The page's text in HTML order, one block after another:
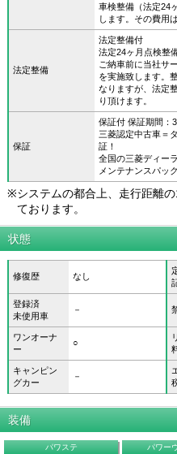
車検整備（法定24
します。その費用
法定整備
法定整備付
法定24ヶ月点検整
ご納車前に当社サ
を実施致します。
なりますが、法定
り頂けます。
保証
保証付 保証期間：
三菱認定中古車＝
証！
全国の三菱ディー
メンテナンスパッ
※システムの都合上、走行距離
ております。
状態
修復歴 なし
登録済
未使用車
－
ワンオーナ
ー
○
キャンピン
グカー
－
装備
パワステ パワー